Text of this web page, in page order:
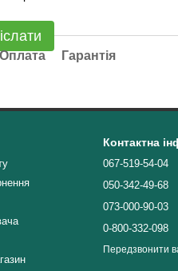
Оплата Гарантія
Контактна
067-519-54-04
050-342-49-68
073-000-90-03
0-800-332-098
Передзвонити